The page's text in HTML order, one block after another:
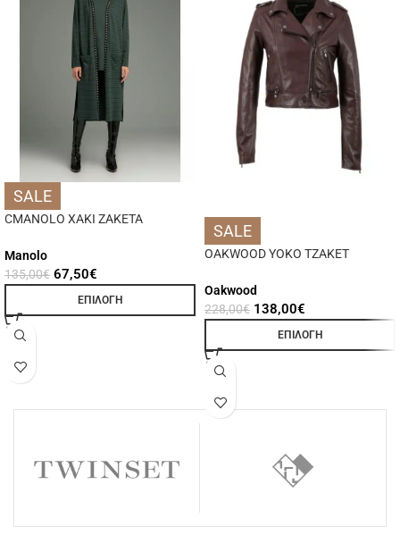
SALE
CMANOLO ΧΑΚΙ ΖΑΚΕΤΑ
Manolo
135,00€ 67,50€
ΕΠΙΛΟΓΉ
SALE
OAKWOOD YOKO ΤΖΑΚΕΤ
Oakwood
228,00€ 138,00€
ΕΠΙΛΟΓΉ